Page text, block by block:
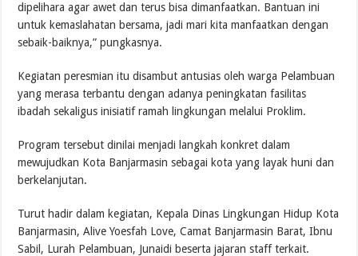
dipelihara agar awet dan terus bisa dimanfaatkan. Bantuan ini
untuk kemaslahatan bersama, jadi mari kita manfaatkan dengan
sebaik-baiknya,” pungkasnya.
Kegiatan peresmian itu disambut antusias oleh warga Pelambuan
yang merasa terbantu dengan adanya peningkatan fasilitas
ibadah sekaligus inisiatif ramah lingkungan melalui Proklim.
Program tersebut dinilai menjadi langkah konkret dalam
mewujudkan Kota Banjarmasin sebagai kota yang layak huni dan
berkelanjutan.
Turut hadir dalam kegiatan, Kepala Dinas Lingkungan Hidup Kota
Banjarmasin, Alive Yoesfah Love, Camat Banjarmasin Barat, Ibnu
Sabil, Lurah Pelambuan, Junaidi beserta jajaran staff terkait.